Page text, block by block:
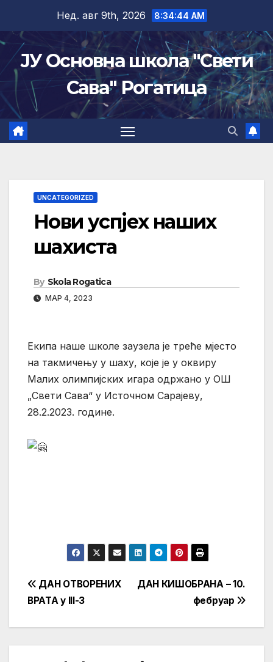
content
Нед. авг 9th, 2026 8:34:44 AM
ЈУ Основна школа "Свети
Сава" Рогатица
UNCATEGORIZED
Нови успјех наших
шахиста
By Skola Rogatica
МАР 4, 2023
Екипа наше школе заузела је треће мјесто
на такмичењу у шаху, које је у оквиру
Малих олимпијских игара одржано у ОШ
„Свети Сава“ у Источном Сарајеву,
28.2.2023. године.
Кретање
чланка
ДАН КИШОБРАНА – 10.
фебруар
ДАН ОТВОРЕНИХ
ВРАТА у III-3